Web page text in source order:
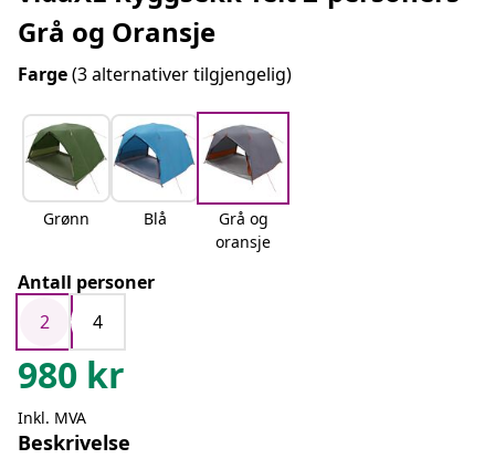
Grå og Oransje
Farge(3 alternativer tilgjengelig)
Grønn Blå
Grå og
oransje
Antall personer
2
4
980 kr
Inkl. MVA
Beskrivelse